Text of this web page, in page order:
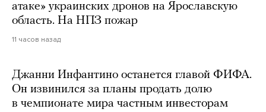
атаке» украинских дронов на Ярославскую
область. На НПЗ пожар
11 часов назад
Джанни Инфантино останется главой ФИФА.
Он извинился за планы продать долю
в чемпионате мира частным инвесторам